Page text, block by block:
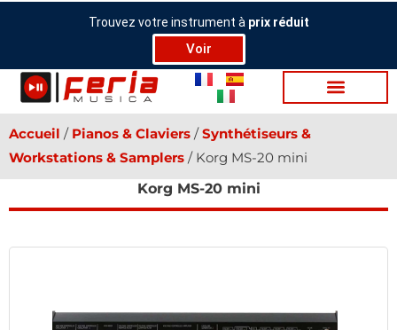
Aller
Trouvez votre instrument à prix réduit
Voir
Accueil / Pia­nos & Cla­viers /Synthétiseurs &
Workstations & Samplers / Korg MS-20 mini
Korg MS-20 mini